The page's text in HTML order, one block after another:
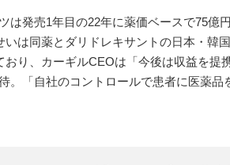
は発売1年目の22年に薬価ベースで75億
いは同薬とダリドレキサントの日本・韓
おり、カーギルCEOは「今後は収益を提
。「自社のコントロールで患者に医薬品